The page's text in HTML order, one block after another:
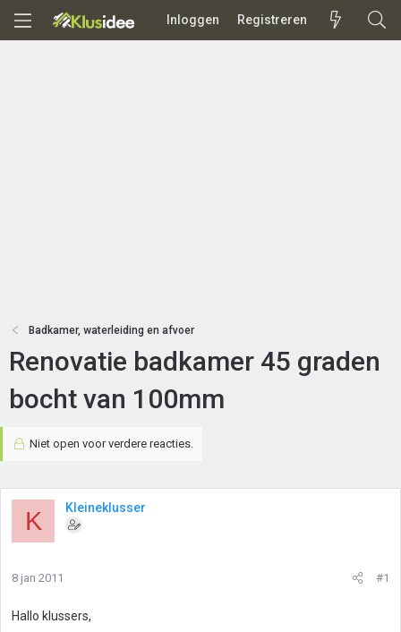
Inloggen Registreren
Badkamer, waterleiding en afvoer
Renovatie badkamer 45 graden
bocht van 100mm
Niet open voor verdere reacties.
K Kleineklusser
8 jan 2011 #1
Hallo klussers,